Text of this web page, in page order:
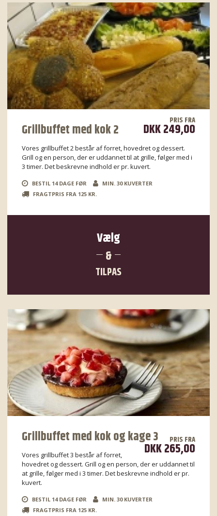
Grillbuffet med kok 2
PRIS FRA
DKK 249,00
Vores grillbuffet 2 består af forret, hovedret og dessert.
Grill og en person, der er uddannet til at grille, følger med i
3 timer. Det beskrevne indhold er pr. kuvert.
BESTIL 14 DAGE FØR
MIN. 30 KUVERTER
FRAGTPRIS FRA 125 KR.
Vælg
&
TILPAS
Grillbuffet med kok og kage 3 PRIS FRA
DKK 265,00
Vores grillbuffet 3 består af forret,
hovedret og dessert. Grill og en person, der er uddannet til
at grille, følger med i 3 timer. Det beskrevne indhold er pr.
kuvert.
BESTIL 14 DAGE FØR
MIN. 30 KUVERTER
FRAGTPRIS FRA 125 KR.